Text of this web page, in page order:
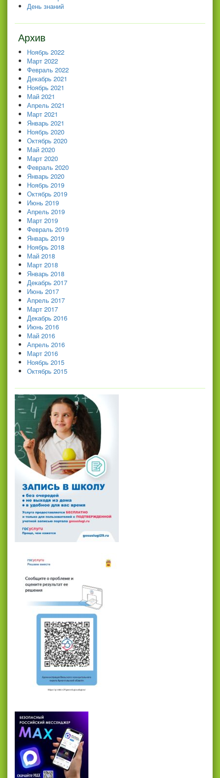
День знаний
Архив
Ноябрь 2022
Март 2022
Февраль 2022
Декабрь 2021
Ноябрь 2021
Май 2021
Апрель 2021
Март 2021
Январь 2021
Ноябрь 2020
Октябрь 2020
Май 2020
Март 2020
Февраль 2020
Январь 2020
Ноябрь 2019
Октябрь 2019
Июнь 2019
Апрель 2019
Март 2019
Февраль 2019
Январь 2019
Ноябрь 2018
Май 2018
Март 2018
Январь 2018
Декабрь 2017
Июнь 2017
Апрель 2017
Март 2017
Декабрь 2016
Июнь 2016
Май 2016
Апрель 2016
Март 2016
Ноябрь 2015
Октябрь 2015